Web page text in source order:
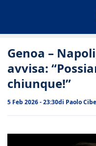
Genoa –
avvisa:
chiunque!”
5 Feb 2026 - 23:30di Paolo